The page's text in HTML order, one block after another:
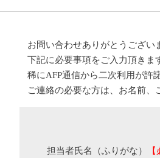
お問い合わせありがとうござい
下記に必要事項をご入力頂きま
稀にAFP通信から二次利用が許
ご連絡の必要な方は、お名前
担当者氏名（ふりがな）